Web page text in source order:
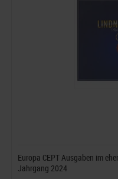
Europa CEPT Ausgaben im
Jahrgang 2024